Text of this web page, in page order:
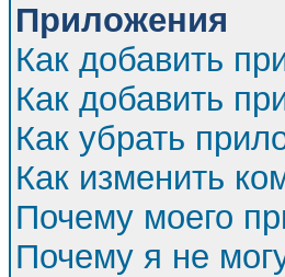
Приложения
Как добавить
Как добавить
Как убрать
Как изменить
Почему моего
Почему я не